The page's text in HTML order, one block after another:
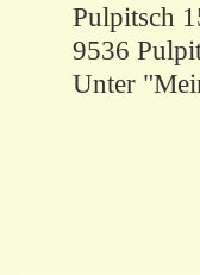
Pulpitsch
9536
Unter